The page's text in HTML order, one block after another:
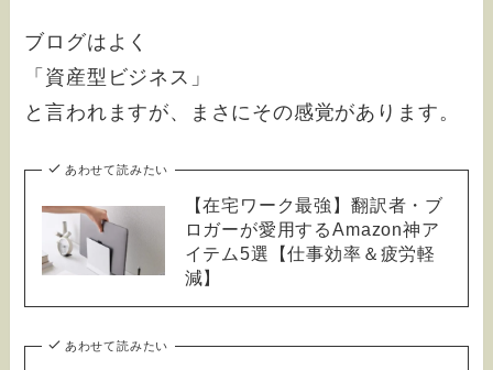
ブログはよく
「資産型ビジネス」
と言われますが、まさにその感覚があります。
あわせて読みたい
【在宅ワーク最強】翻訳者・ブ
ロガーが愛用するAmazon神ア
イテム5選【仕事効率＆疲労軽
減】
あわせて読みたい